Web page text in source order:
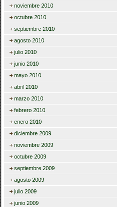
noviembre 2010
octubre 2010
septiembre 2010
agosto 2010
julio 2010
junio 2010
mayo 2010
abril 2010
marzo 2010
febrero 2010
enero 2010
diciembre 2009
noviembre 2009
octubre 2009
septiembre 2009
agosto 2009
julio 2009
junio 2009